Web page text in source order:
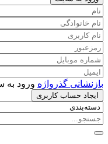
بازنشانی گذرواژه ورود به
ایجاد حساب کاربری